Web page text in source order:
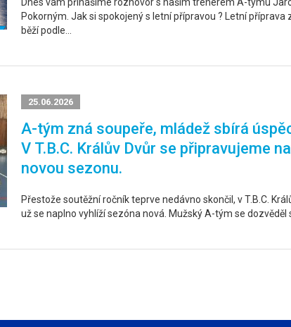
Pokorným. Jak si spokojený s letní přípravou ? Letní příprava
běží podle…
25.06.2026
A-tým zná soupeře, mládež sbírá
V T.B.C. Králův Dvůr se připravujeme na
novou sezonu.
Přestože soutěžní ročník teprve nedávno skončil, v T.B.C.
už se naplno vyhlíží sezóna nová. Mužský A-tým se dozvěděl